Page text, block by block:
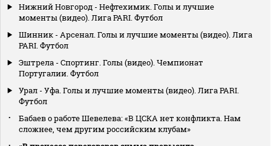
Нижний Новгород - Нефтехимик. Голы и лучшие
моменты (видео). Лига PARI. Футбол
Шинник - Арсенал. Голы и лучшие моменты (видео). Лига
PARI. Футбол
Эштрела - Спортинг. Голы (видео). Чемпионат
Португалии. Футбол
Урал - Уфа. Голы и лучшие моменты (видео). Лига PARI.
Футбол
Бабаев о работе Шевелева: «В ЦСКА нет конфликта. Нам
сложнее, чем другим российским клубам»